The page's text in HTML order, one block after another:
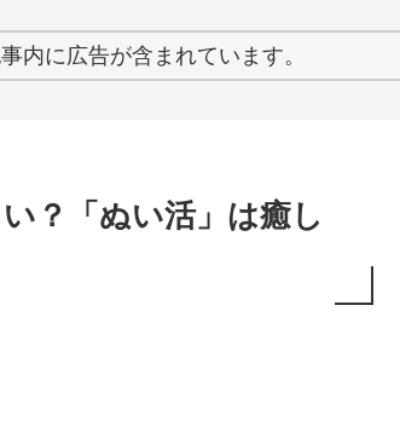
内に広告が含まれています。
？「ぬい活」は癒し